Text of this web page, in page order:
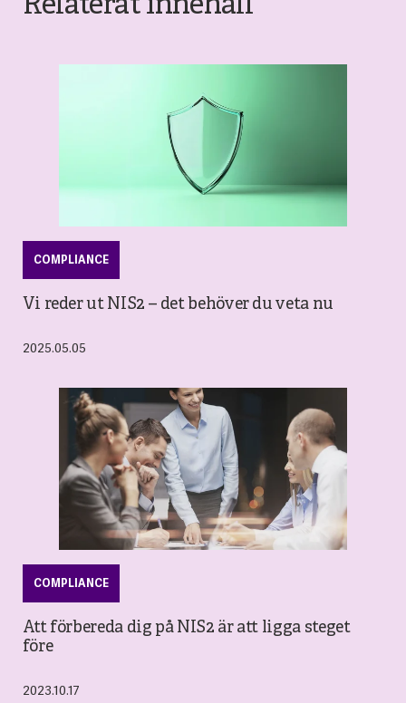
COMPLIANCE
Vi reder ut NIS2 – det behöver du veta nu
2025.05.05
COMPLIANCE
Att förbereda dig på NIS2 är att ligga steget
före
2023.10.17